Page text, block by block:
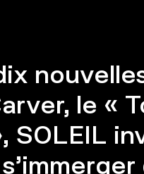
le «
SOLEIL